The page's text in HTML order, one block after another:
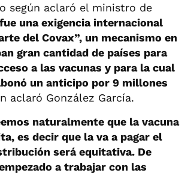
según aclaró el ministro de
una exigencia internacional
del Covax”, un mecanismo en
gran cantidad de países para
a las vacunas y para la cual
un anticipo por 9 millones
aclaró González García.
naturalmente que la vacuna
es decir que la va a pagar el
será equitativa. De
a trabajar con las